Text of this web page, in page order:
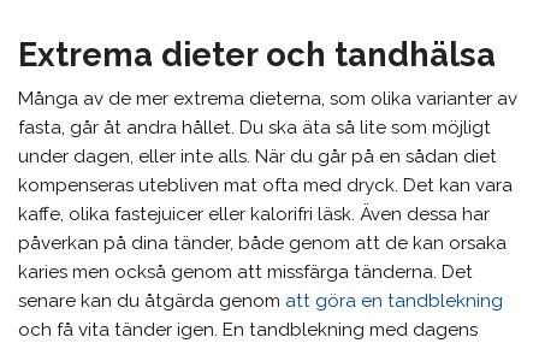
Extrema dieter och tandhälsa
Många av de mer extrema dieterna, som olika varianter av
fasta, går åt andra hållet. Du ska äta så lite som möjligt
under dagen, eller inte alls. När du går på en sådan diet
kompenseras utebliven mat ofta med dryck. Det kan vara
kaffe, olika fastejuicer eller kalorifri läsk. Även dessa har
påverkan på dina tänder, både genom att de kan orsaka
karies men också genom att missfärga tänderna. Det
senare kan du åtgärda genom att göra en tandblekning
och få vita tänder igen. En tandblekning med dagens